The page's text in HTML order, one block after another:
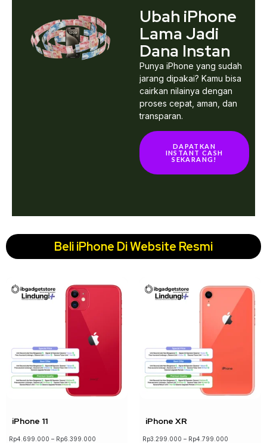
Ubah iPhone
Lama Jadi
Dana Instan
Punya iPhone yang sudah
jarang dipakai? Kamu bisa
cairkan nilainya dengan
proses cepat, aman, dan
transparan.
DAPATKAN
INSTANT CASH
SEKARANG!
Beli iPhone Di Website Resmi
iPhone 11
Rp4.699.000 – Rp6.399.000
iPhone XR
Rp3.299.000 – Rp4.799.000